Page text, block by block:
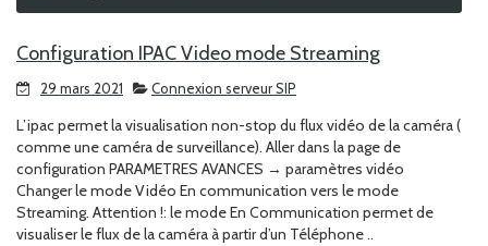
Configuration IPAC Video mode Streaming
29 mars 2021 Connexion serveur SIP
L’ipac permet la visualisation non-stop du flux vidéo de la caméra (
comme une caméra de surveillance). Aller dans la page de
configuration PARAMETRES AVANCES → paramètres vidéo
Changer le mode Vidéo En communication vers le mode
Streaming. Attention !: le mode En Communication permet de
visualiser le flux de la caméra à partir d’un Téléphone ..